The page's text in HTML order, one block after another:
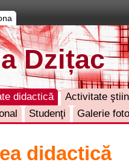
Dzițac
didactică
Activitate
Studenţi Galerie foto
didactică